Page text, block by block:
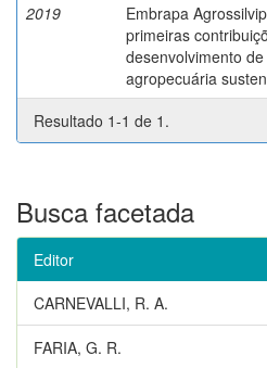
2019
Embrapa
primeiras
desenvolvimento
agropecuária
Resultado 1-1 de 1.
Busca facetada
Editor
CARNEVALLI, R. A.
FARIA, G. R.